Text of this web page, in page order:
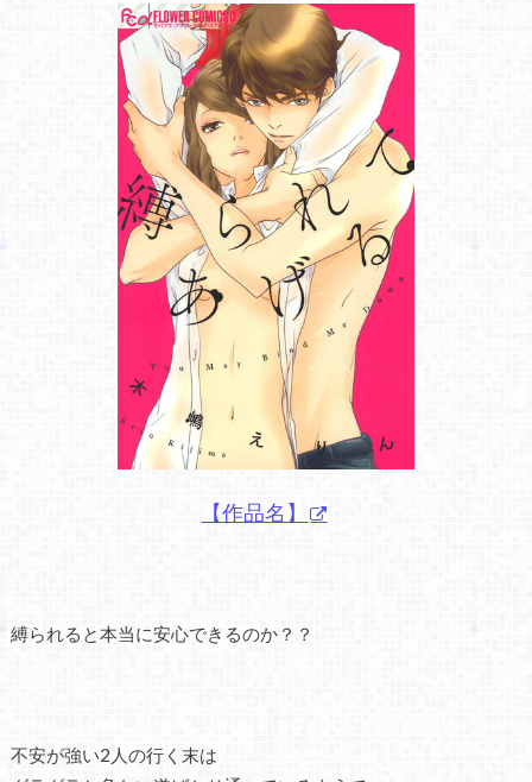
【作品名】
縛られると本当に安心できるのか？？
不安が強い2人の行く末は